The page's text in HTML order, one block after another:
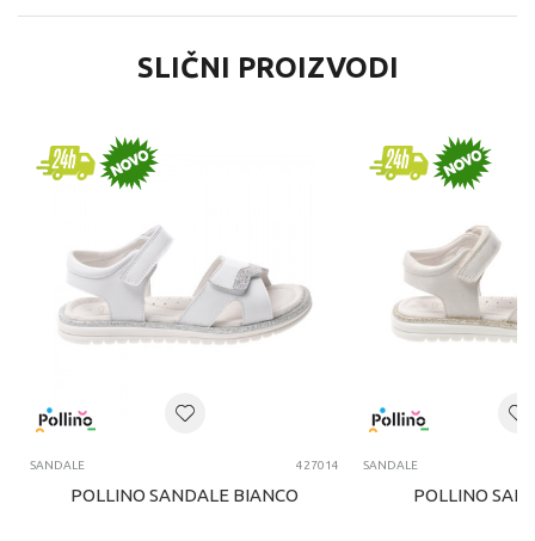
SLIČNI PROIZVODI
SANDALE 427014
POLLINO SANDALE BIANCO
SANDALE
POLLINO